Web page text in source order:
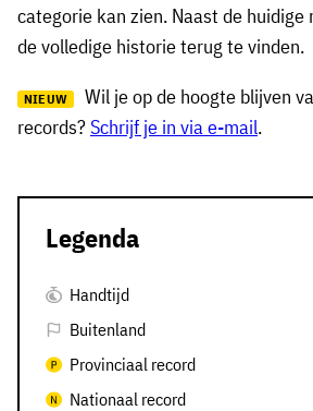
categorie kan zien. Naast de huidige
de volledige historie terug te vinden.
NIEUW
Wil je op de hoogte blijven
records? Schrijf je in via e-mail.
Legenda
Handtijd
Buitenland
Provinciaal record
Nationaal record